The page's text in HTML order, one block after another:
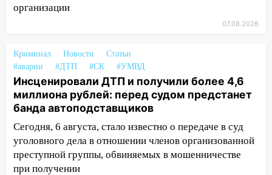
12:34 На Ульяновскую область
надвигается сильнейшая непогода: град
12:31
Ульяновец хотел купить иномарку
из Европы и потерял 760 тысяч рублей
12:20 В Чердаклинском районе
столкнулись «Лада» и Chevrolet:
пострадал 14-летний подросток
12:00
Где есть бензин в Ульяновске 7
августа: список АЗС
организации
07.08.2026
Криминал Новости
Статьи
#аварии
#ДТП #СК #УМВД
Инсценировали ДТП и получили более 4,6
миллиона рублей: перед судом предстанет
банда автоподставщиков
Сегодня, 6 августа, стало известно о передаче в суд
уголовного дела в отношении членов организованной
преступной группы, обвиняемых в мошенничестве
при получении